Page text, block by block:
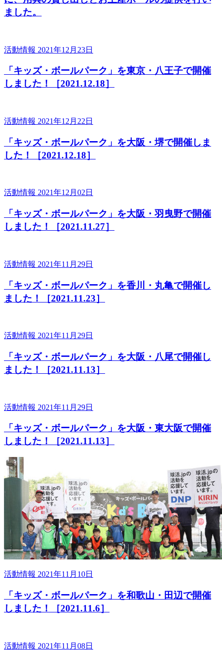
ました。
活動情報 2021年12月23日
「キッズ・ボールパーク」を東京・八王子で開催
しました！［2021.12.18］
活動情報 2021年12月22日
「キッズ・ボールパーク」を大阪・堺で開催しま
した！［2021.12.18］
活動情報 2021年12月02日
「キッズ・ボールパーク」を大阪・羽曳野で開催
しました！［2021.11.27］
活動情報 2021年11月29日
「キッズ・ボールパーク」を香川・丸亀で開催し
ました！［2021.11.23］
活動情報 2021年11月29日
「キッズ・ボールパーク」を大阪・八尾で開催し
ました！［2021.11.13］
活動情報 2021年11月29日
「キッズ・ボールパーク」を大阪・東大阪で開催
しました！［2021.11.13］
活動情報 2021年11月10日
「キッズ・ボールパーク」を和歌山・田辺で開催
しました！［2021.11.6］
活動情報 2021年11月08日